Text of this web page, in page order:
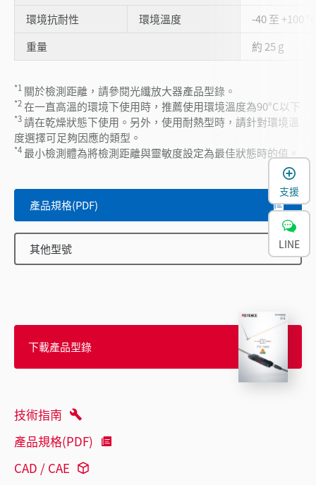
環境抗耐性 環境溫度
-40 至 +100
重量
約 25 g
*1 關於檢測距離，請參閱光纖放大器產品型錄。
*2在一直高溫的環境下使用時，推薦使用環境溫度為90°C以下
*3請在乾燥狀態下使用。另外，使用耐熱型時，請針對環境溫
度選擇可足夠因應的類型。
*4 最小檢測體為將檢測距離與靈敏度設定為最佳狀態時的值。
產品規格(PDF)
其他型號
下載產品型錄
技術指南
產品規格(PDF)
CAD / CAE
支援
LINE